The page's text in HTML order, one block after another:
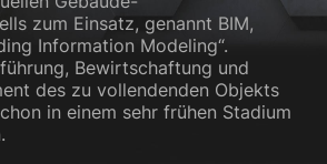
zum Einsatz, genannt BIM,
Information Modeling“.
Bewirtschaftung und
des zu vollendenden Objekts
in einem sehr frühen Stadium